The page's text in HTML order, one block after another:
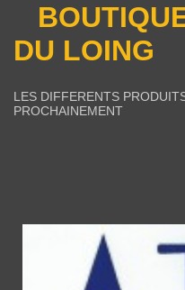
DU LOING
LES DIFFERENTS
PROCHAINEMENT